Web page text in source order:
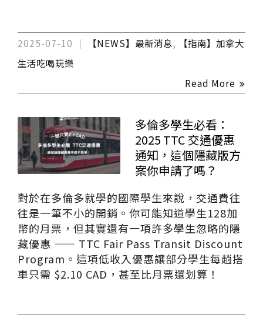
2025-07-10 【NEWS】最新消息,
【指南】加拿大
生活吃喝玩樂
Read More
多倫多學生必看：
2025 TTC 交通優惠
通知，這個隱藏版方
案你申請了嗎？
對於在多倫多就學的國際學生來說，交通費往
往是一筆不小的開銷。你可能知道學生128加
幣的月票，但其實還有一項許多學生忽略的隱
藏優惠 —— TTC Fair Pass Transit Discount
Program。這項低收入優惠讓部分學生每趟搭
車只需 $2.10 CAD，甚至比月票還划算！